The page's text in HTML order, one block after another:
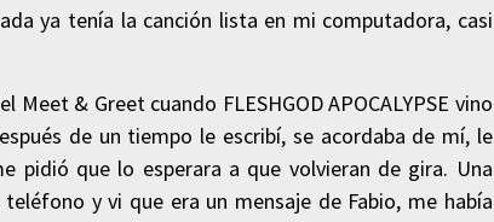
ya tenía la canción lista en mi computadora, casi
& Greet cuando FLESHGOD APOCALYPSE vino
de un tiempo le escribí, se acordaba de mí, le
pidió que lo esperara a que volvieran de gira. Una
y vi que era un mensaje de Fabio, me había